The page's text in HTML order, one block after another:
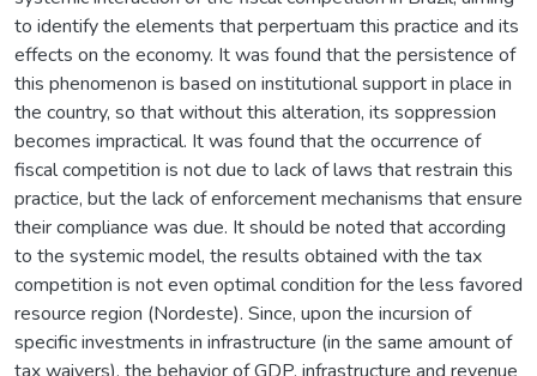
to identify the elements that perpertuam this practice and its
effects on the economy. It was found that the persistence of
this phenomenon is based on institutional support in place in
the country, so that without this alteration, its soppression
becomes impractical. It was found that the occurrence of
fiscal competition is not due to lack of laws that restrain this
practice, but the lack of enforcement mechanisms that ensure
their compliance was due. It should be noted that according
to the systemic model, the results obtained with the tax
competition is not even optimal condition for the less favored
resource region (Nordeste). Since, upon the incursion of
specific investments in infrastructure (in the same amount of